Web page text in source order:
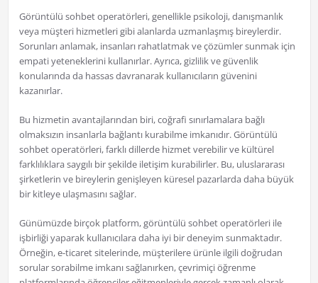
Görüntülü sohbet operatörleri, genellikle psikoloji, danışmanlık
veya müşteri hizmetleri gibi alanlarda uzmanlaşmış bireylerdir.
Sorunları anlamak, insanları rahatlatmak ve çözümler sunmak için
empati yeteneklerini kullanırlar. Ayrıca, gizlilik ve güvenlik
konularında da hassas davranarak kullanıcıların güvenini
kazanırlar.
Bu hizmetin avantajlarından biri, coğrafi sınırlamalara bağlı
olmaksızın insanlarla bağlantı kurabilme imkanıdır. Görüntülü
sohbet operatörleri, farklı dillerde hizmet verebilir ve kültürel
farklılıklara saygılı bir şekilde iletişim kurabilirler. Bu, uluslararası
şirketlerin ve bireylerin genişleyen küresel pazarlarda daha büyük
bir kitleye ulaşmasını sağlar.
Günümüzde birçok platform, görüntülü sohbet operatörleri ile
işbirliği yaparak kullanıcılara daha iyi bir deneyim sunmaktadır.
Örneğin, e-ticaret sitelerinde, müşterilere ürünle ilgili doğrudan
sorular sorabilme imkanı sağlanırken, çevrimiçi öğrenme